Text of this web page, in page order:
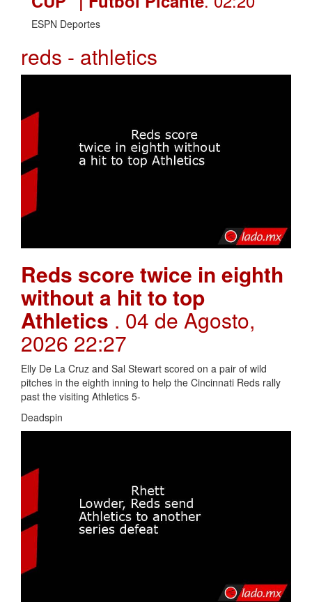
ESPN Deportes
reds - athletics
Reds score twice in eighth
without a hit to top
Athletics . 04 de Agosto,
2026 22:27
Elly De La Cruz and Sal Stewart scored on a pair of wild
pitches in the eighth inning to help the Cincinnati Reds rally
past the visiting Athletics 5-
Deadspin